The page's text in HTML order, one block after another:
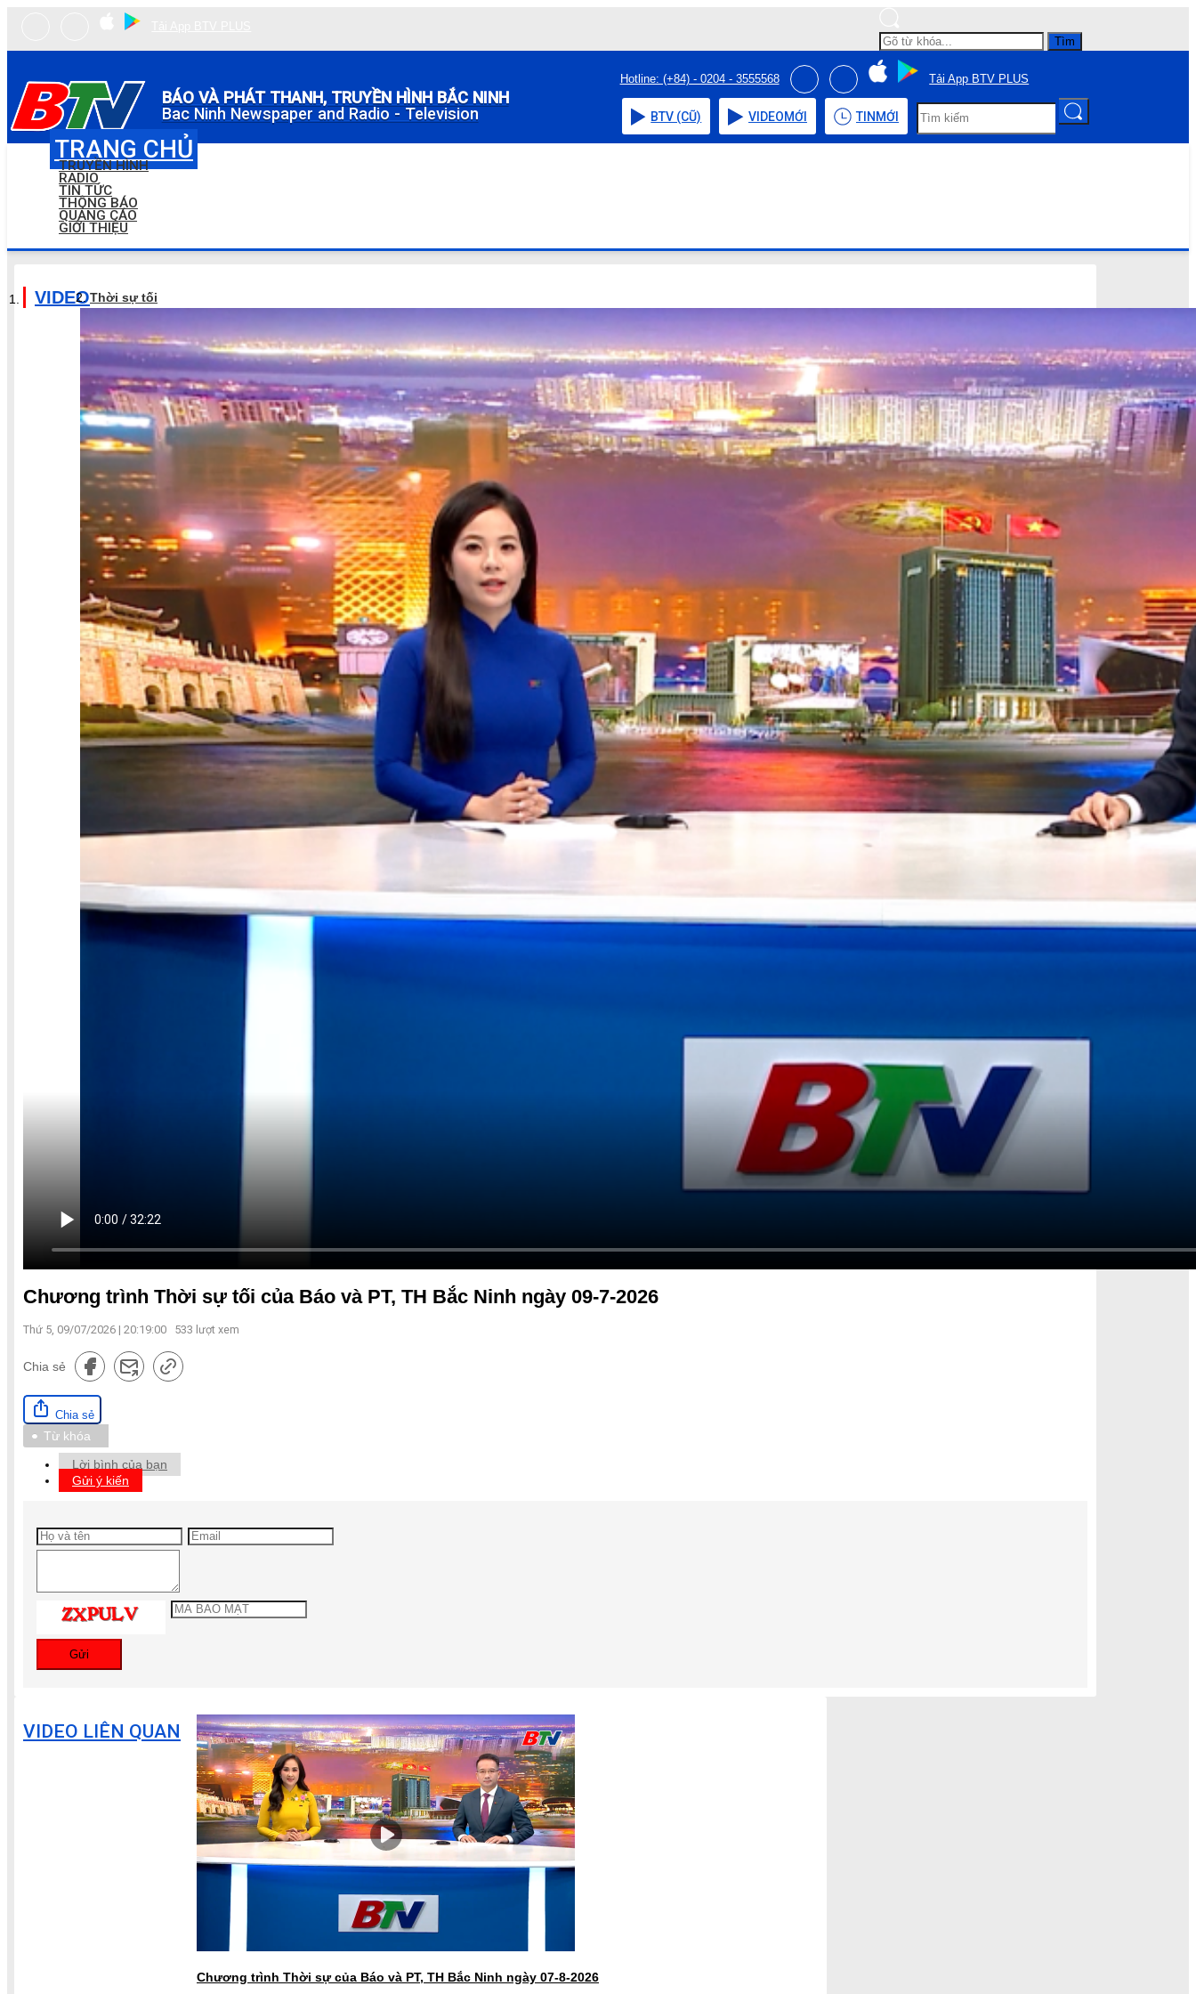
Tìm
BÁO VÀ PHÁT THANH, TRUYỀN HÌNH BẮC NINH
Bac Ninh Newspaper and Radio - Television
Hotline: (+84) - 0204 - 3555568 Tải App BTV PLUS
BTV (CŨ) VIDEOMỚI TIN MỚI
TRANG CHỦ
TRUYỀN HÌNH
RADIO
TIN TỨC
THÔNG BÁO
QUẢNG CÁO
GIỚI THIỆU
VIDEOThời sự tối
Chương trình Thời sự tối của Báo và PT, TH Bắc Ninh ngày 09-7-2026
Thứ 5, 09/07/2026 | 20:19:00 533 lượt xem
Chia sẻ
Chia sẻ
Từ khóa
Lời bình của bạn
Gửi ý kiến
Gửi
VIDEO LIÊN QUAN
Chương trình Thời sự của Báo và PT, TH Bắc Ninh ngày 07-8-2026